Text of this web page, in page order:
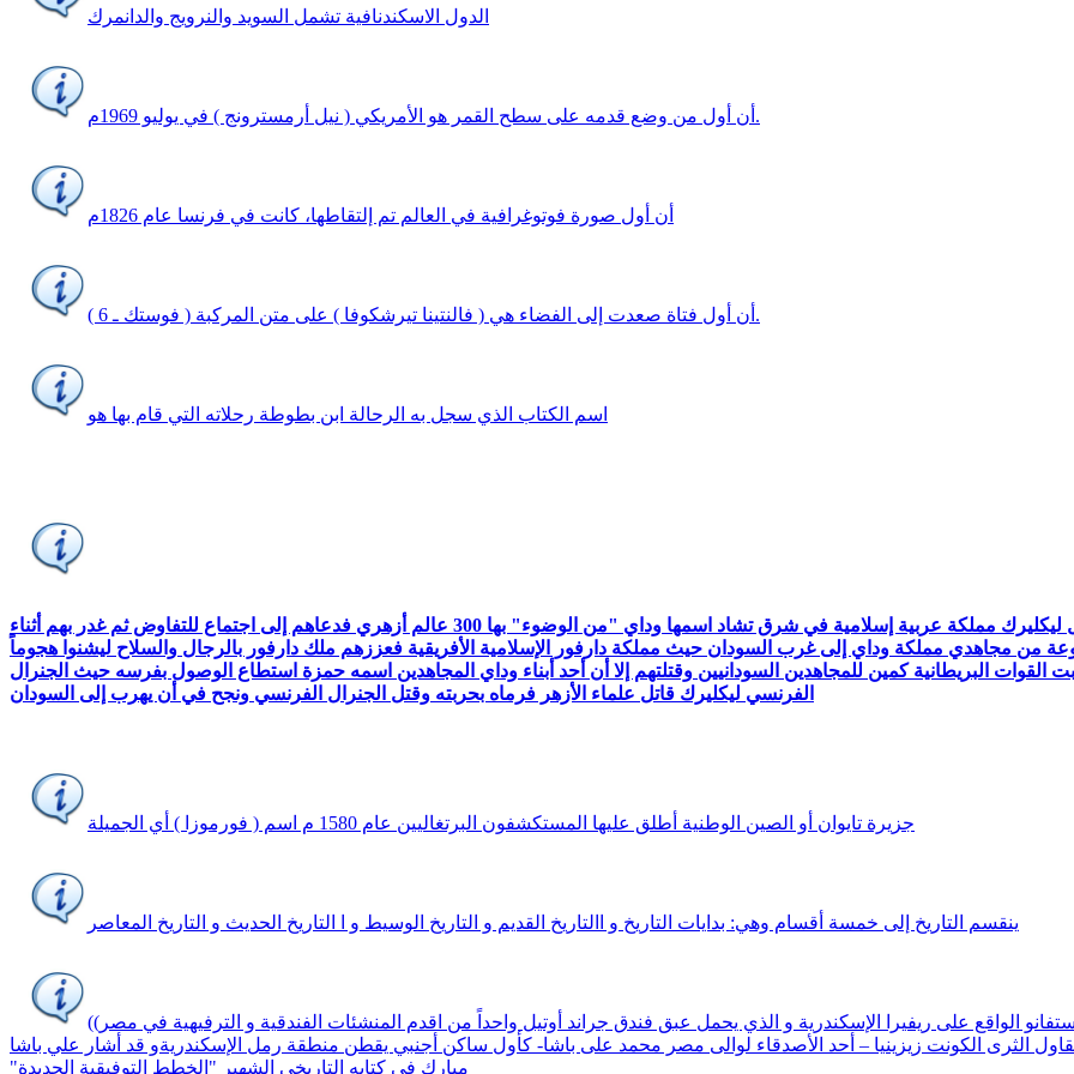
الدول الاسكندنافية تشمل السويد والنرويج والدانمرك
أن أول من وضع قدمه على سطح القمر هو الأمريكي ( نيل أرمسترونج ) في يوليو 1969م.
أن أول صورة فوتوغرافية في العالم تم إلتقاطها، كانت في فرنسا عام 1826م
أن أول فتاة صعدت إلى الفضاء هي ( فالنتينا تيرشكوفا ) على متن المركبة ( فوستك ـ 6 ).
اسم الكتاب الذي سجل به الرحالة ابن بطوطة رحلاته التي قام بها هو
في مطلع القرن العشرين وبداية الغزو الفرنسي لتشاد وجد الجنرال ليكليرك مملكة عربية إسلامية في شرق تشاد اسمها وداي "من الوضوء" بها 300 عالم أزهري فدعاهم إلى اجتماع للتفاوض ثم غدر بهم أثناء
القوات الفرنسية وكان هذا عام 1912, هرب مجموعة من مجاهدي مملكة وداي إلى غرب السودان حيث مملكة دارفور الإسلامية الأفريقية فعززهم ملك دارفور بالرجال والسلاح ليشنوا هجوماً
البريطانية كمين للمجاهدين السودانيين وقتلتهم إلا أن أحد أبناء وداي المجاهدين اسمه حمزة استطاع الوصول بفرسه حيث الجنرال
الفرنسي ليكليرك قاتل علماء الأزهر فرماه بحربته وقتل الجنرال الفرنسي ونجح في أن يهرب إلى السودان
جزيرة تايوان أو الصين الوطنية أطلق عليها المستكشفون البرتغاليين عام 1580 م اسم ( فورموزا ) أي الجميلة
ينقسم التاريخ إلى خمسة أقسام وهي: بدايات التاريخ و االتاريخ القديم و التاريخ الوسيط و ا التاريخ الحديث و التاريخ المعاصر
الواقع على ريفيرا الإسكندرية و الذي يحمل عبق فندق جراند أوتيل واحداً من اقدم المنشئات الفندقية و الترفيهية في مصر))
ستيفانو إلى عام 1854 عندما استقر المقاول الثرى الكونت زيزينيا – أحد الأصدقاء لوالى مصر محمد على باشا- كأول ساكن أجنبي يقطن منطقة رمل الإسكندريةو قد أشار علي باشا
مبارك في كتابه التاريخي الشهير "الخطط التوفيقية الجديدة"